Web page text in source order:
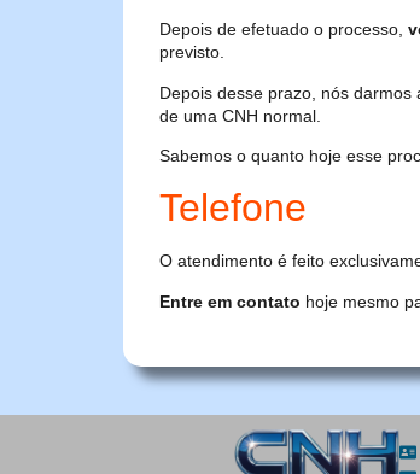
Depois de efetuado o processo,
previsto.
Depois desse prazo, nós
de uma CNH normal.
Sabemos o quanto hoje esse
Telefone
O atendimento é feito
Entre em contato hoje mesmo